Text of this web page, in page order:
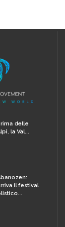
delle
la Val...
il festival